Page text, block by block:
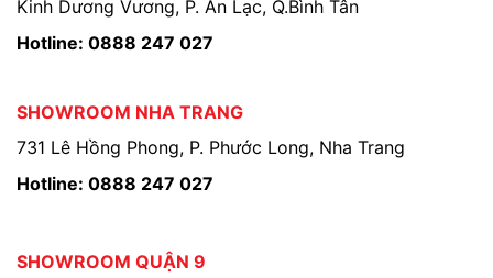
Kinh Dương Vương, P. An Lạc, Q.Bình Tân
Hotline: 0888 247 027
SHOWROOM NHA TRANG
731 Lê Hồng Phong, P. Phước Long, Nha Trang
Hotline: 0888 247 027
SHOWROOM QUẬN 9